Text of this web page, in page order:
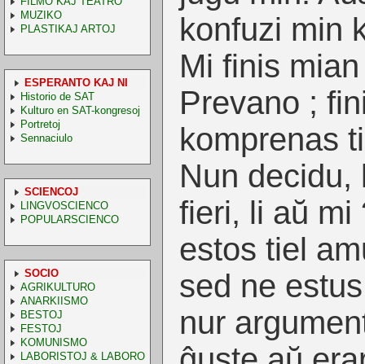
MUZIKO
PLASTIKAJ ARTOJ
ESPERANTO KAJ NI
Historio de SAT
Kulturo en SAT-kongresoj
Portretoj
Sennaciulo
SCIENCOJ
LINGVOSCIENCO
POPULARSCIENCO
SOCIO
AGRIKULTURO
ANARKIISMO
BESTOJ
FESTOJ
KOMUNISMO
LABORISTOJ & LABORO
konfuzi min
Mi finis
Prevano ;
komprenas
Nun decidu,
fieri, li aŭ mi
estos tiel
sed ne
nur